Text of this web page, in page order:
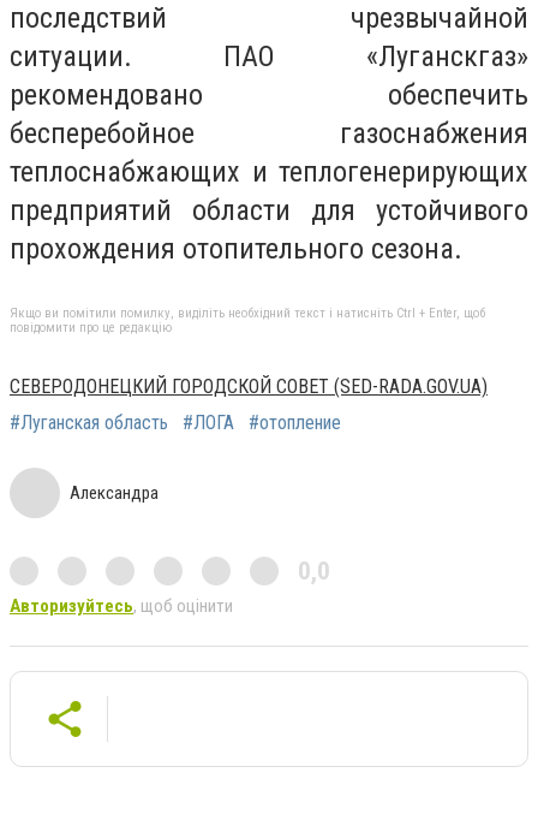
последствий чрезвычайной
ситуации. ПАО «Луганскгаз»
рекомендовано обеспечить
бесперебойное газоснабжения
теплоснабжающих и теплогенерирующих
предприятий области для устойчивого
прохождения отопительного сезона.
Якщо ви помітили помилку, виділіть необхідний текст і натисніть Ctrl + Enter, щоб
повідомити про це редакцію
СЕВЕРОДОНЕЦКИЙ ГОРОДСКОЙ СОВЕТ (SED-RADA.GOV.UA)
#Луганская область
#ЛОГА #отопление
Александра
0,0
Авторизуйтесь, щоб оцінити